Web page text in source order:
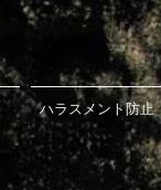
ハラスメント防止